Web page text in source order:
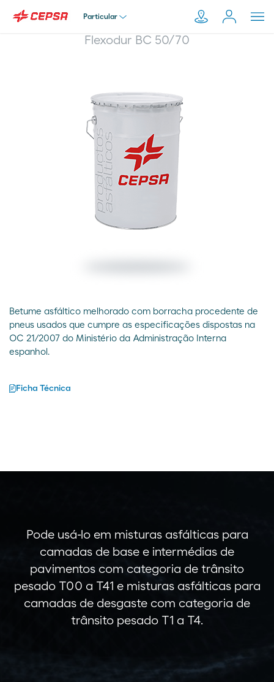
Particular
Empresa
Distribuidor
Transportador
Flexodur BC 50/70
Betume asfáltico melhorado com borracha procedente de
pneus usados que cumpre as especificações dispostas na
OC 21/2007 do Ministério da Administração Interna
espanhol.
Ficha Técnica
Pode usá-lo em misturas asfálticas para
camadas de base e intermédias de
pavimentos com categoria de trânsito
pesado T00 a T41 e misturas asfálticas para
camadas de desgaste com categoria de
trânsito pesado T1 a T4.